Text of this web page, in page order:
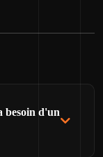
besoin d'un